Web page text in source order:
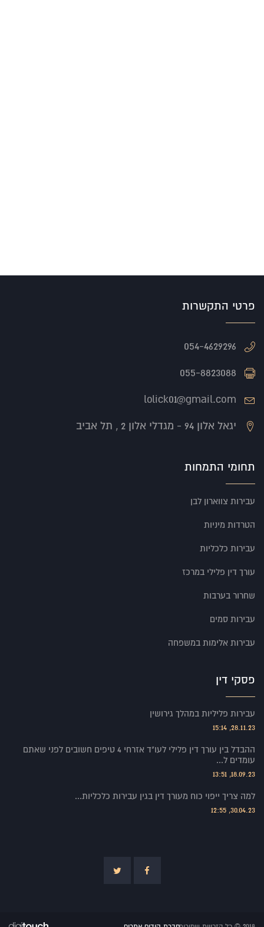
פרטי התקשרות
054-4629296
055-8823088
lolick01@gmail.com
יגאל אלון 94 - מגדלי אלון 2 , תל אביב
תחומי התמחות
עבירות צווארון לבן
הטרדות מיניות
עבירות כלכליות
עורך דין פלילי במרכז
שחרור בערבות
עבירות סמים
עבירות אלימות במשפחה
פסקי דין
עבירות פליליות במהלך גירושין
28.11.23, 15:14
ההבדל בין עורך דין פלילי לעו"ד אזרחי 4 טיפים חשובים לפני שאתם
עומדים ל...
18.09.23, 13:51
למה צריך ייפוי כוח מעורך דין בגין עבירות כלכליות...
30.04.23, 12:55